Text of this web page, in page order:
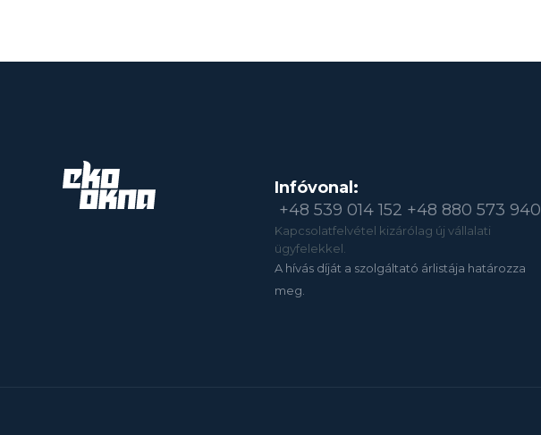
Infóvonal:
+48 539 014 152 +48 880 573 940
Kapcsolatfelvétel kizárólag új vállalati
ügyfelekkel.
A hívás díját a szolgáltató árlistája határozza
meg.